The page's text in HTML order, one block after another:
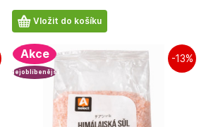
Počet
produktů
Vložit do košíku
Akce
Nejoblíbenější
-13%